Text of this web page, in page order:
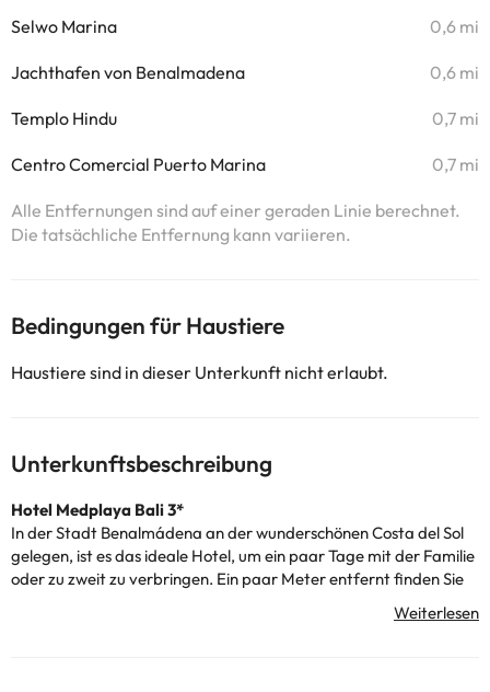
Selwo Marina 0,6 mi
Jachthafen von Benalmadena 0,6 mi
Templo Hindu 0,7 mi
Centro Comercial Puerto Marina 0,7 mi
Alle Entfernungen sind auf einer geraden Linie berechnet.
Die tatsächliche Entfernung kann variieren.
Bedingungen für Haustiere
Haustiere sind in dieser Unterkunft nicht erlaubt.
Unterkunftsbeschreibung
Hotel Medplaya Bali 3*
In der Stadt Benalmádena an der wunderschönen Costa del Sol
gelegen, ist es das ideale Hotel, um ein paar Tage mit der Familie
oder zu zweit zu verbringen. Ein paar Meter entfernt finden Sie
den Strand und den Yachthafen, so dass Sie einen Spaziergang